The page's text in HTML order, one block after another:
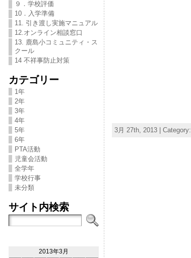
９．学校評価
10．入学準備
11. 引き渡し実施マニュアル
12.オンライン相談窓口
13. 鹿島小コミュニティ・ス
クール
14 不祥事防止対策
カテゴリー
1年
2年
3年
4年
5年
6年
PTA活動
児童会活動
全学年
学校行事
未分類
サイト内検索
2013年3月
3月 27th, 2013 | Category: